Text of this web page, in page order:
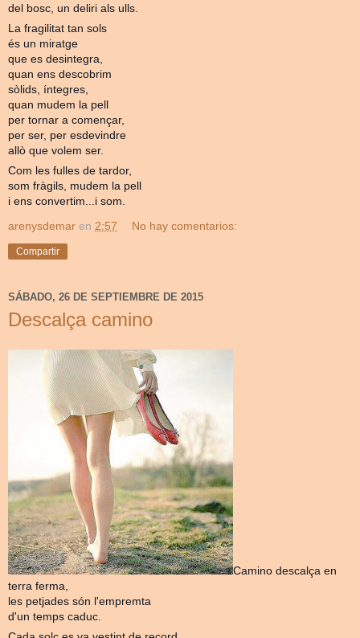
del bosc, un deliri als ulls.
La fragilitat tan sols
és un miratge
que es desintegra,
quan ens descobrim
sòlids, íntegres,
quan mudem la pell
per tornar a començar,
per ser, per esdevindre
allò que volem ser.
Com les fulles de tardor,
som fràgils, mudem la pell
i ens convertim...i som.
arenysdemar en 2:57 No hay comentarios:
Compartir
SÁBADO, 26 DE SEPTIEMBRE DE 2015
Descalça camino
Camino descalça en
terra ferma,
les petjades són l'empremta
d'un temps caduc.